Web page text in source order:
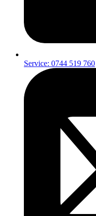
Service: 0744 519 760